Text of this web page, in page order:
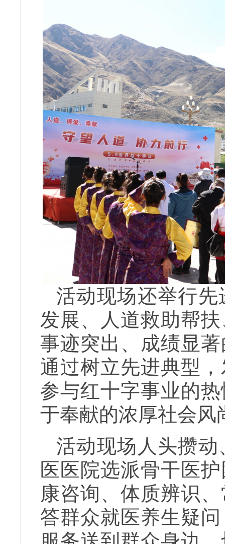
活动现场还举行
发展、人道救助帮
事迹突出、成绩显
通过树立先进典型
参与红十字事业的
于奉献的浓厚社会风
活动现场人头攒
医医院选派骨干医
康咨询、体质辨识
答群众就医养生疑